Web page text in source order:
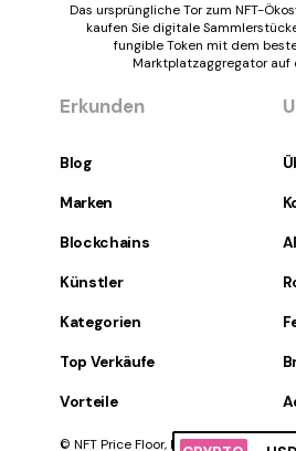
Das ursprüngliche Tor zum NFT-
kaufen Sie digitale
fungible Token mit dem
Marktplatzaggregator auf
Erkunden
Blog
Marken
Blockchains
Künstler
Kategorien
Top Verkäufe
Vorteile
© NFT Price Floor, Inc. Alle Rechte